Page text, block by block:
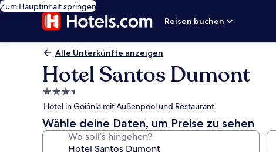
Zum Hauptinhalt springen
Reisen buchen
Alle Unterkünfte anzeigen
Hotel Santos Dumont
3.5-
Sterne-
Unterkunft
Hotel in Goiânia mit Außenpool und Restaurant
Wähle deine Daten, um Preise zu sehen
Wo soll’s hingehen?